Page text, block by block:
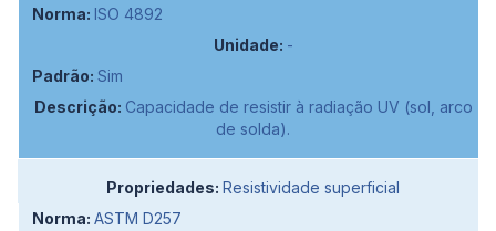
ISO 4892
-
Sim
Capacidade de resistir à radiação UV (sol, arco
de solda).
Resistividade superficial
ASTM D257